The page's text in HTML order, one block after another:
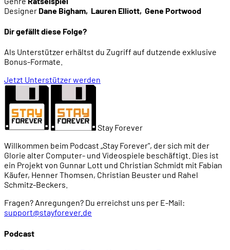
Designer Dane Bigham, Lauren Elliott, Gene Portwood
Dir gefällt diese Folge?
Als Unterstützer erhältst du Zugriff auf dutzende exklusive
Bonus-Formate.
Jetzt Unterstützer werden
Stay Forever
Willkommen beim Podcast „Stay Forever", der sich mit der
Glorie alter Computer- und Videospiele beschäftigt. Dies ist
ein Projekt von Gunnar Lott und Christian Schmidt mit Fabian
Käufer, Henner Thomsen, Christian Beuster und Rahel
Schmitz-Beckers.
Fragen? Anregungen? Du erreichst uns per E-Mail:
support@stayforever.de
Podcast